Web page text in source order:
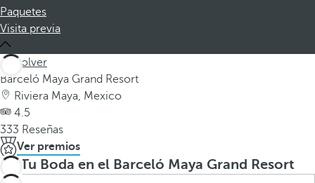
Paquetes
Visita previa
Volver
Barceló Maya Grand Resort
Riviera Maya, Mexico
4.5
333 Reseñas
Ver premios
Tu Boda en el Barceló Maya Grand Resort